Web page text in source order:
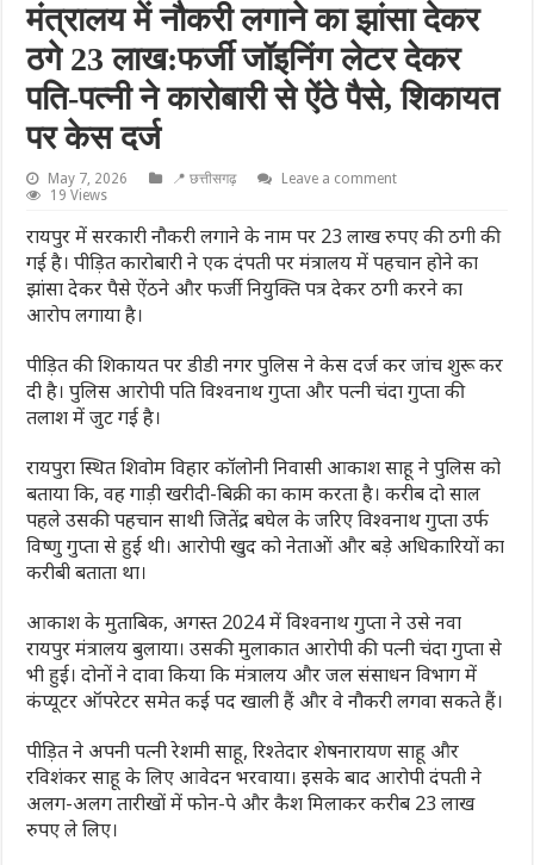
मंत्रालय में नौकरी लगाने का झांसा देकर
ठगे 23 लाख:फर्जी जॉइनिंग लेटर देकर
पति-पत्नी ने कारोबारी से ऐंठे पैसे, शिकायत
पर केस दर्ज
May 7, 2026 📍 छत्तीसगढ़
Leave a comment
19 Views
रायपुर में सरकारी नौकरी लगाने के नाम पर 23 लाख रुपए की ठगी की
गई है। पीड़ित कारोबारी ने एक दंपती पर मंत्रालय में पहचान होने का
झांसा देकर पैसे ऐंठने और फर्जी नियुक्ति पत्र देकर ठगी करने का
आरोप लगाया है।
पीड़ित की शिकायत पर डीडी नगर पुलिस ने केस दर्ज कर जांच शुरू कर
दी है। पुलिस आरोपी पति विश्वनाथ गुप्ता और पत्नी चंदा गुप्ता की
तलाश में जुट गई है।
रायपुरा स्थित शिवोम विहार कॉलोनी निवासी आकाश साहू ने पुलिस को
बताया कि, वह गाड़ी खरीदी-बिक्री का काम करता है। करीब दो साल
पहले उसकी पहचान साथी जितेंद्र बघेल के जरिए विश्वनाथ गुप्ता उर्फ
विष्णु गुप्ता से हुई थी। आरोपी खुद को नेताओं और बड़े अधिकारियों का
करीबी बताता था।
आकाश के मुताबिक, अगस्त 2024 में विश्वनाथ गुप्ता ने उसे नवा
रायपुर मंत्रालय बुलाया। उसकी मुलाकात आरोपी की पत्नी चंदा गुप्ता से
भी हुई। दोनों ने दावा किया कि मंत्रालय और जल संसाधन विभाग में
कंप्यूटर ऑपरेटर समेत कई पद खाली हैं और वे नौकरी लगवा सकते हैं।
पीड़ित ने अपनी पत्नी रेशमी साहू, रिश्तेदार शेषनारायण साहू और
रविशंकर साहू के लिए आवेदन भरवाया। इसके बाद आरोपी दंपती ने
अलग-अलग तारीखों में फोन-पे और कैश मिलाकर करीब 23 लाख
रुपए ले लिए।